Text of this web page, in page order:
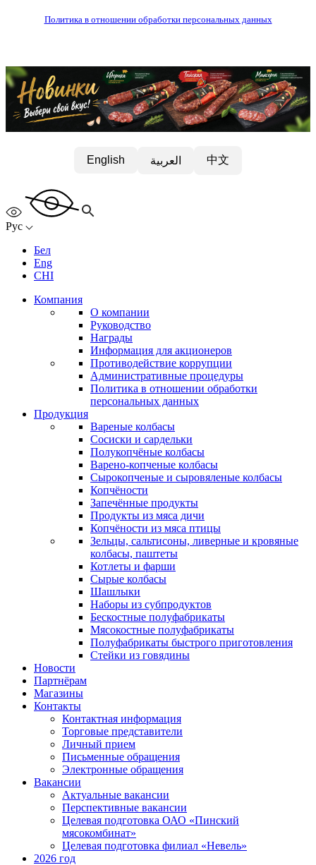
Политика в отношении обработки персональных данных
English العربية 中文
Рус
Бел
Eng
CHI
Компания
О компании
Руководство
Награды
Информация для акционеров
Противодействие коррупции
Административные процедуры
Политика в отношении обработки
персональных данных
Продукция
Вареные колбасы
Сосиски и сардельки
Полукопчёные колбасы
Варено-копченые колбасы
Сырокопченые и сыровяленые колбасы
Копчёности
Запечённые продукты
Продукты из мяса дичи
Копчёности из мяса птицы
Зельцы, сальтисоны, ливерные и кровяные
колбасы, паштеты
Котлеты и фарши
Сырые колбасы
Шашлыки
Наборы из субпродуктов
Бескостные полуфабрикаты
Мясокостные полуфабрикаты
Полуфабрикаты быстрого приготовления
Стейки из говядины
Новости
Партнёрам
Магазины
Контакты
Контактная информация
Торговые представители
Личный прием
Письменные обращения
Электронные обращения
Вакансии
Актуальные вакансии
Перспективные вакансии
Целевая подготовка ОАО «Пинский
мясокомбинат»
Целевая подготовка филиал «Невель»
2026 год